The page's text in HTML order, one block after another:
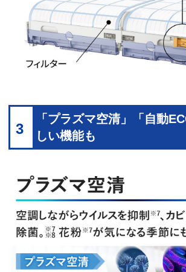
3
「プラズマ空清」「自動
しい機能も